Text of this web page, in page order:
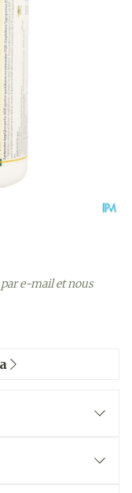
e-mail et nous